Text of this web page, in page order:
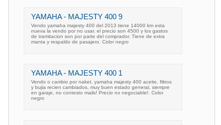
YAMAHA - MAJESTY 400 9
Vendo yamaha majesty 400 del 2013 tiene 14000 km esta
nueva la vendo por no usar. el precio son 4500 y los gastos
de tramitacion son por parte del comprador. Tiene de extra
manta y respaldo de pasajero. Color negro
YAMAHA - MAJESTY 400 1
Vendo o cambio por naket, yamaha majesty 400 aceite, filtros
y bujia recien cambiados, muy buen estado general, siempre
en garaje, no contesto mails! Precio no negociable!. Color
negro